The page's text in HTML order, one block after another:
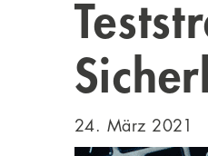
24. März 2021